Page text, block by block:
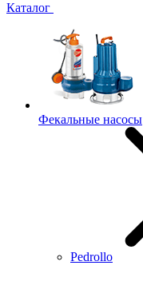
Каталог
Фекальные насосы
Pedrollo